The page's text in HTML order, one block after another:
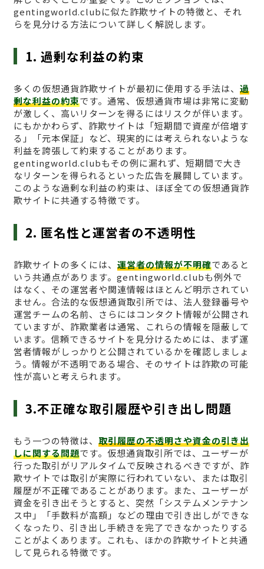
gentingworld.clubに似た詐欺サイトの特徴と、それ
らを見分ける方法について詳しく解説します。
1. 過剰な利益の約束
多くの仮想通貨詐欺サイトが最初に使用する手法は、 過
剰な利益の約束です。通常、仮想通貨市場は非常に変動
が激しく、高いリターンを得るにはリスクが伴います。
にもかかわらず、詐欺サイトは「短期間で資産が倍増す
る」「元本保証」など、現実的には考えられないような
利益を誇張して約束することがあります。
gentingworld.clubもその例に漏れず、短期間で大き
なリターンを得られるといった広告を展開しています。
このような過剰な利益の約束は、ほぼ全ての仮想通貨詐
欺サイトに共通する特徴です。
2. 匿名性と運営者の不透明性
詐欺サイトの多くには、 運営者の情報が不明確であると
いう共通点があります。gentingworld.clubも例外で
はなく、その運営者や関連情報はほとんど明示されてい
ません。合法的な仮想通貨取引所では、法人登録番号や
運営チームの名前、さらにはコンタクト情報が公開され
ていますが、詐欺業者は通常、これらの情報を隠蔽して
います。信頼できるサイトを見分けるためには、まず運
営者情報がしっかりと公開されているかを確認しましょ
う。情報が不透明である場合、そのサイトは詐欺の可能
性が高いと考えられます。
3.不正確な取引履歴や引き出し問題
もう一つの特徴は、 取引履歴の不透明さや資金の引き出
しに関する問題です。仮想通貨取引所では、ユーザーが
行った取引がリアルタイムで反映されるべきですが、詐
欺サイトでは取引が実際に行われていない、または取引
履歴が不正確であることがあります。また、ユーザーが
資金を引き出そうとすると、突然「システムメンテナン
ス中」「手数料が高額」などの理由で引き出しができな
くなったり、引き出し手続きを完了できなかったりする
ことがよくあります。これも、ほかの詐欺サイトと共通
して見られる特徴です。